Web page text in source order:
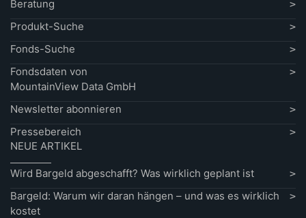
Beratung
Produkt-Suche
Fonds-Suche
Fondsdaten von
MountainView Data GmbH
Newsletter abonnieren
Pressebereich
NEUE ARTIKEL
Wird Bargeld abgeschafft? Was wirklich geplant ist
Bargeld: Warum wir daran hängen – und was es wirklich
kostet